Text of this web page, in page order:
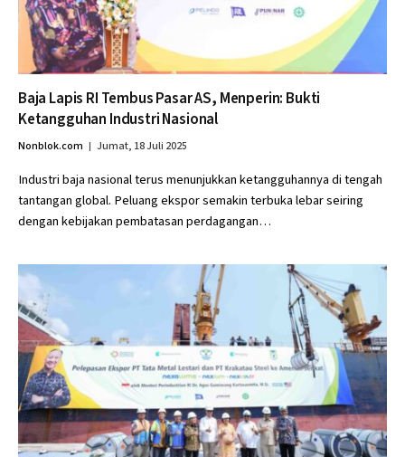
Baja Lapis RI Tembus Pasar AS, Menperin: Bukti
Ketangguhan Industri Nasional
Nonblok.com Jumat, 18 Juli 2025
Industri baja nasional terus menunjukkan ketangguhannya di tengah
tantangan global. Peluang ekspor semakin terbuka lebar seiring
dengan kebijakan pembatasan perdagangan…